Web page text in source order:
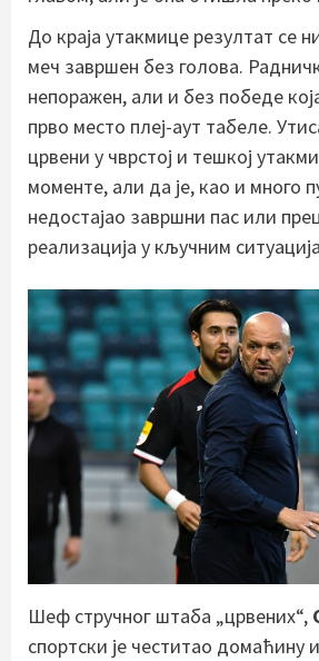
До краја утакмице резултат се
меч завршен без голова.
непоражен, али и без победе
прво место плеј-аут табеле.
црвени у чврстој и тешкој
моменте, али да је, као и много
недостајао завршни пас или
реализација у кључним
Шеф стручног штаба „црвених“,
спортски је честитао домаћину